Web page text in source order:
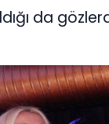
da